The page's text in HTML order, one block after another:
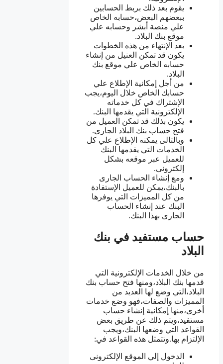
يقوم بعد ذلك بربط الحسابين
ببعضهم البعض،حسابه الخاص
علي منصة أبشر وحسابه علي
موقع بنك البلاد.
بعد الإنتهاء من هذه الخطوات
يكون قد تمكن العنيل من إنشاء
حسابه الخاص علي موقع بنك
البلاد.
من أجل إمكانية الإطلاع علي
حسابك الخاص خلال اليوم،يجب
الإشتراك في كل خدماته
الإلكترونية التي يقدمها البنك.
يكون بذلك قد تمكن العميل من
فتح حساب بنك البلاد الجارى.
وبالتالى يمكنه الإطلاع علي كل
الخدمات التي يقدمها البنك
للعميل عبر موقعه بشكل
إلكترونى.
ومع إنشاء الحساب الجارى
بالبنك،يمكن للعميل الإستفادة
من كل المميزات التي يوفرها
البنك عند إنشاء الحساب
الجارى بهذا البنك.
حساب مستفيد في بنك
البلاد
من خلال الخدمات الإلكترونية التي
قدمها بنك البلاد،ومنها فتح حساب بنك
البلاد،التي وضع لها العديد من
المميزات والصفات،فهو وضع خدمات
أخرى،منها إمكانية إنشاء حساب
مستفيد،ويتم ذلك عن طريق بعض
القواعد التي وضعها البنك،ويجب
الإلتزام بها.وتتمثل هذه القواعد في:
الدخول إلي الموقع الإلكترونى